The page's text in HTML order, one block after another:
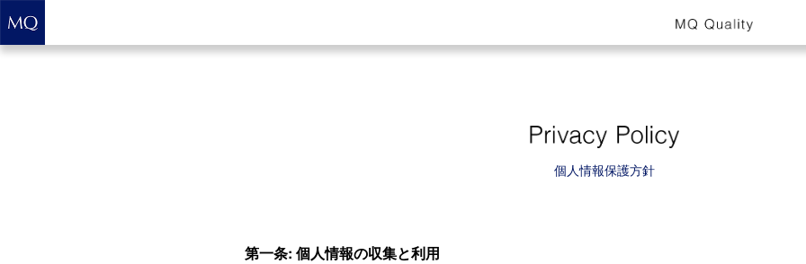
個人情報保護方針
第一条: 個人情報の収集と利用